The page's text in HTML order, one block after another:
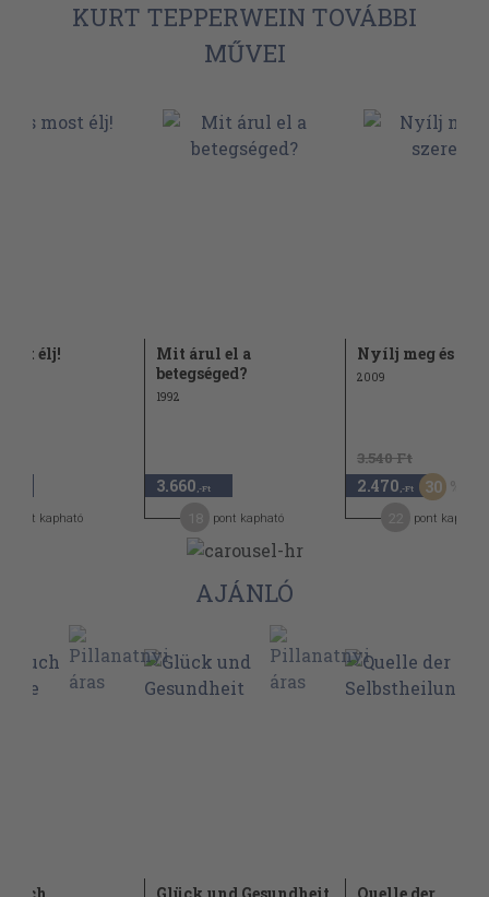
KURT TEPPERWEIN TOVÁBBI
MŰVEI
élj!
pont kapható
Mit árul el a
betegséged?
1992
3.660 ,-Ft
pont kapható
Nyílj meg és
2009
3.540 Ft
2.470 ,-Ft 30
pont kapható
AJÁNLÓ